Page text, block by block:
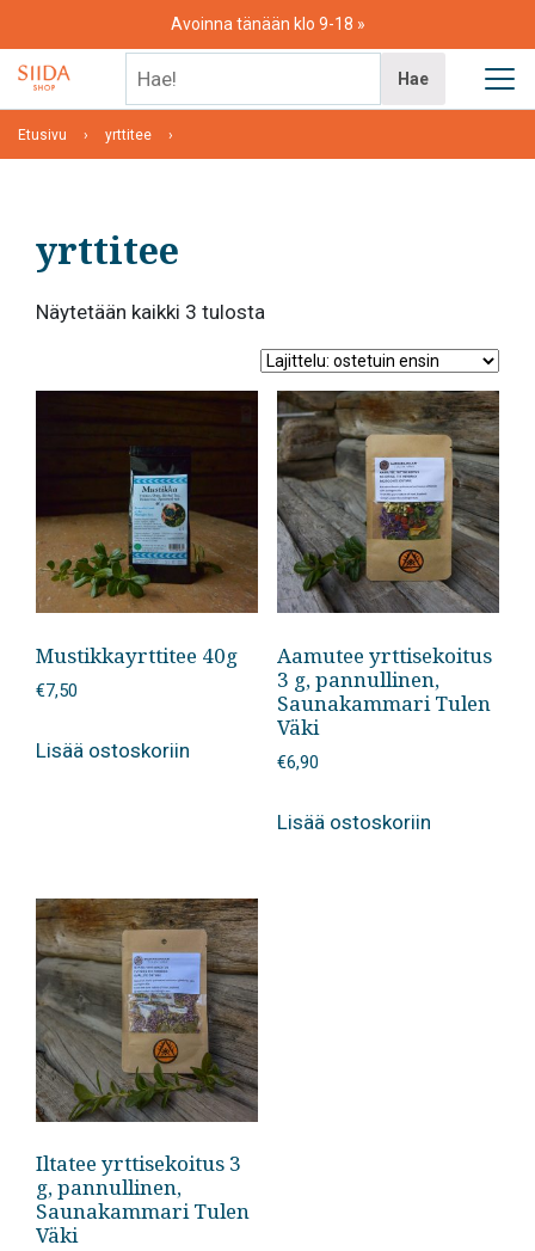
content
Avoinna tänään klo 9-18
Hae
Etusivu yrttitee
yrttitee
Näytetään kaikki 3 tulosta
ensin
Mustikkayrttitee 40g
€7,50
Lisää ostoskoriin
Aamutee yrttisekoitus
3 g, pannullinen,
Saunakammari Tulen
Väki
€6,90
Lisää ostoskoriin
Iltatee yrttisekoitus 3
g, pannullinen,
Saunakammari Tulen
Väki